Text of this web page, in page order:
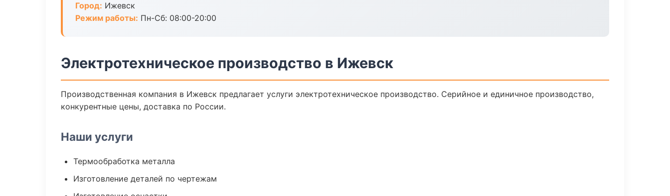
Город: Ижевск
Режим работы: Пн-Сб: 08:00-20:00
Электротехническое производство в Ижевск
Производственная компания в Ижевск предлагает услуги электротехническое производство. Серийное и единичное производство,
конкурентные цены, доставка по России.
Наши услуги
Термообработка металла
Изготовление деталей по чертежам